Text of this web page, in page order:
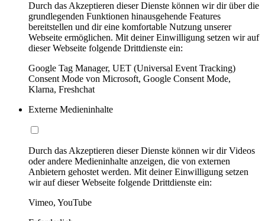
Durch das Akzeptieren dieser Dienste können wir dir über die
grundlegenden Funktionen hinausgehende Features
bereitstellen und dir eine komfortable Nutzung unserer
Webseite ermöglichen. Mit deiner Einwilligung setzen wir auf
dieser Webseite folgende Drittdienste ein:
Google Tag Manager, UET (Universal Event Tracking)
Consent Mode von Microsoft, Google Consent Mode,
Klarna, Freshchat
Externe Medieninhalte
Durch das Akzeptieren dieser Dienste können wir dir Videos
oder andere Medieninhalte anzeigen, die von externen
Anbietern gehostet werden. Mit deiner Einwilligung setzen
wir auf dieser Webseite folgende Drittdienste ein:
Vimeo, YouTube